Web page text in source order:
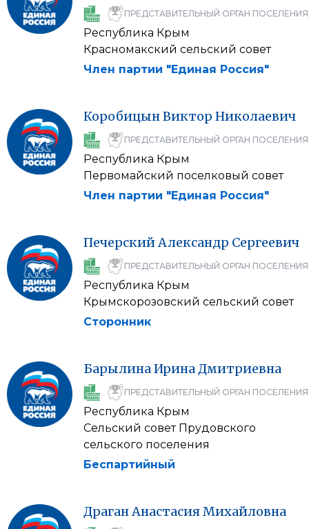
ПРЕДСТАВИТЕЛЬНЫЙ ОРГАН ПОСЕЛЕНИЯ
Республика Крым
Красномакский сельский совет
Член партии "Единая Россия"
КоробицынВиктор Николаевич
ПРЕДСТАВИТЕЛЬНЫЙ ОРГАН ПОСЕЛЕНИЯ
Республика Крым
Первомайский поселковый совет
Член партии "Единая Россия"
ПечерскийАлександр Сергеевич
ПРЕДСТАВИТЕЛЬНЫЙ ОРГАН ПОСЕЛЕНИЯ
Республика Крым
Крымскорозовский сельский совет
Сторонник
БарылинаИринаДмитриевна
ПРЕДСТАВИТЕЛЬНЫЙ ОРГАН ПОСЕЛЕНИЯ
Республика Крым
Сельский совет Прудовского
сельского поселения
Беспартийный
ДраганАнастасияМихайловна